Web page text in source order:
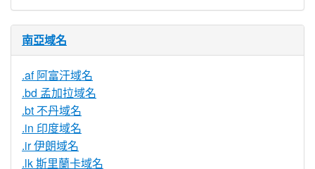
南亞域名
.af 阿富汗域名
.bd 孟加拉域名
.bt 不丹域名
.in 印度域名
.ir 伊朗域名
.lk 斯里蘭卡域名